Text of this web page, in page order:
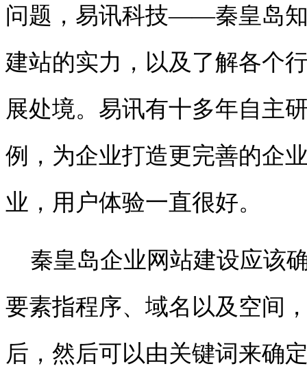
问题，易讯科技——秦皇岛
建站的实力，以及了解各个
展处境。 易讯有十多年自主
例，为企业打造更完善的企
业，用户体验一直很好。
秦皇岛企业网站建设应该
要素指程序、域名以及空间
后，然后可以由关键词来确